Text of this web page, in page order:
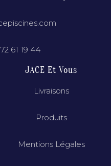
61 19 44
JACE Et Vous
Livraisons
Produits
Mentions Légales